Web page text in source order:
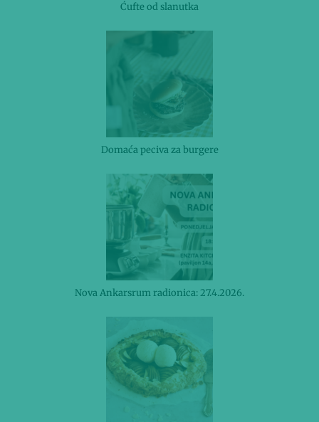
Ćufte od slanutka
Domaća peciva za burgere
Nova Ankarsrum radionica: 27.4.2026.